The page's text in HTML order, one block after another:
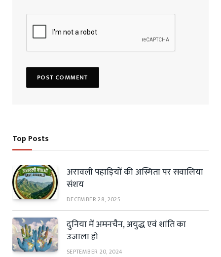
Top Posts
अरावली पहाड़ियों की अस्मिता पर सवालिया
संशय
DECEMBER 28, 2025
दुनिया में अमनचैन, अयुद्ध एवं शांति का
उजाला हो
SEPTEMBER 20, 2024